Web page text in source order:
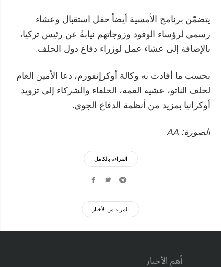
يتضمّن برنامج الأمسية أيضاً حفل استقبال وعشاء
رسمي لرؤساء الوفود وزوجاتهم نيابةً عن رئيس تركيا،
بالإضافة إلى عشاء عمل لوزراء دفاع دول الحلف.
بحسب ما أفادت به وكالة أوكرإنفورم، دعا الأمين العام
لحلف الناتو، عشية القمة، الحلفاء والشركاء إلى تزويد
أوكرانيا بمزيد من أنظمة الدفاع الجوي.
الصورة: АА
القراءة بالكامل
المزيد من الأخبار
أهم الأخبار